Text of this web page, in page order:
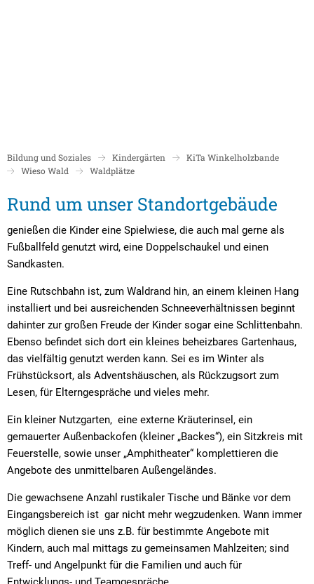
Mandatsträger/innen
Ratsinformation LOGIN für Mandatsträger
Sitzungskalender
Sitzungsbekanntmachungen
Sitzungstermine und Niederschriften
Textrecherche
Livestream Sitzungen auf Youtube
Wahlergebnisse
Stadtentwicklung/Konzepte
Klimaschutz in Boppard
Pressemitteilungen
Öffentliche Bekanntmachungen
Ausschreibungen
Bauleitplanung
Baugrundstücke
Straßenausbaupläne
Wiederkehrende Straßenausbaubeiträge
Gewerbe-Anmeldung/Ummeldung/
Gewerberegisterauskunft
Haushaltsplan
Satzungen und Richtlinien
Ehrenamt & Engagement
Gleichstellungsbeauftragte
Partnerstädte
Freizeit, Kultur und Tourismus
Tourist
Museum
Schutzhütten
Bücher-Shop
Bildung und Soziales Kindergärten
KiTa Winkelholzbande
Wieso Wald
Waldplätze
Waldplätze
Rund um unser Standortgebäude
genießen die Kinder eine Spielwiese, die auch mal gerne als
Fußballfeld genutzt wird, eine Doppelschaukel und einen
Sandkasten.
Eine Rutschbahn ist, zum Waldrand hin, an einem kleinen Hang
installiert und bei ausreichenden Schneeverhältnissen beginnt
dahinter zur großen Freude der Kinder sogar eine Schlittenbahn.
Ebenso befindet sich dort ein kleines beheizbares Gartenhaus,
das vielfältig genutzt werden kann. Sei es im Winter als
Frühstücksort, als Adventshäuschen, als Rückzugsort zum
Lesen, für Elterngespräche und vieles mehr.
Ein kleiner Nutzgarten, eine externe Kräuterinsel, ein
gemauerter Außenbackofen (kleiner „Backes“), ein Sitzkreis mit
Feuerstelle, sowie unser „Amphitheater“ komplettieren die
Angebote des unmittelbaren Außengeländes.
Die gewachsene Anzahl rustikaler Tische und Bänke vor dem
Eingangsbereich ist gar nicht mehr wegzudenken. Wann immer
möglich dienen sie uns z.B. für bestimmte Angebote mit
Kindern, auch mal mittags zu gemeinsamen Mahlzeiten; sind
Treff- und Angelpunkt für die Familien und auch für